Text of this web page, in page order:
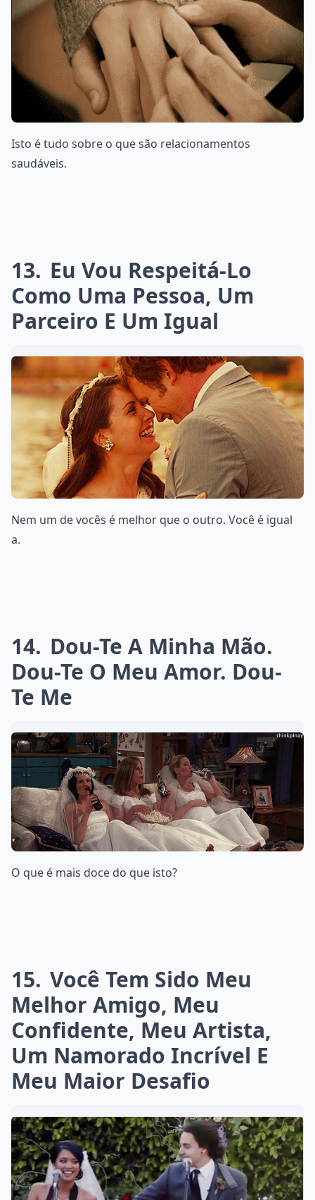
Isto é tudo sobre o que são relacionamentos
saudáveis.
13 Eu Vou Respeitá-Lo
Como Uma Pessoa, Um
Parceiro E Um Igual
Nem um de vocês é melhor que o outro. Você é igual
a.
14 Dou-Te A Minha Mão.
Dou-Te O Meu Amor. Dou-
Te Me
O que é mais doce do que isto?
15 Você Tem Sido Meu
Melhor Amigo, Meu
Confidente, Meu Artista,
Um Namorado Incrível E
Meu Maior Desafio